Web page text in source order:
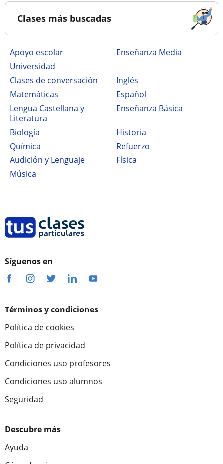
Clases más buscadas
Apoyo escolar
Enseñanza Media
Universidad
Clases de conversación
Inglés
Matemáticas
Español
Lengua Castellana y
Literatura
Enseñanza Básica
Biología
Historia
Química
Refuerzo
Audición y Lenguaje
Física
Música
Síguenos en
Términos y condiciones
Política de cookies
Política de privacidad
Condiciones uso profesores
Condiciones uso alumnos
Seguridad
Descubre más
Ayuda